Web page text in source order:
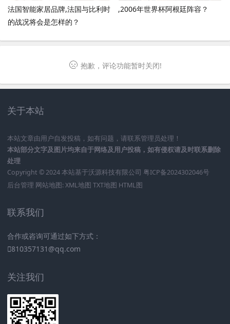
法国智能家居品牌,法国与比利时
的战况将会是怎样的？
,2006年世界杯阿根廷阵容？
抱歉，评论功能暂时关闭!
关于本站
本站文章由用户自发投稿，如有问题，请联系管理员处理！
本站部分文字及图片均来自于网络及用户投稿，如有侵权请及时联系删除
处理
Copyright © 2024 本站基于沃源科技有限公司 粤ICP备2024302046号
后台管理 网站地图: XML地图 TXT地图 HTML图
联系我们
合作或咨询可通过如下方式：
810357131@qq.com
关注我们